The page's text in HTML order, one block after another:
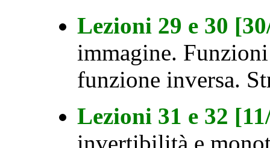
Lezioni 29 e 30
immagine.
funzione inversa.
Lezioni 31 e 32